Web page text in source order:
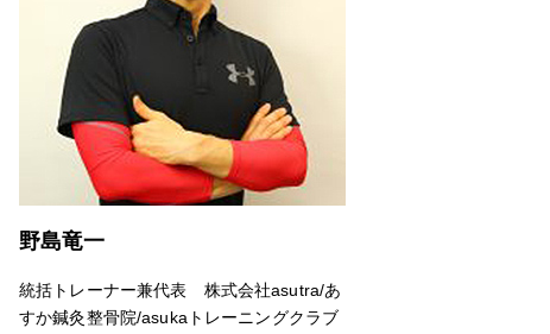
野島竜一
統括トレーナー兼代表 株式会社asutra/あ
すか鍼灸整骨院/asukaトレーニングクラブ